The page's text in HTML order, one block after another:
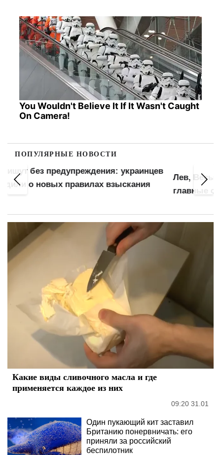
You Wouldn't Believe It If It Wasn't Caught
On Camera!
ПОПУЛЯРНЫЕ НОВОСТИ
Лев, Весы, Водолей, Овен и Близнецы —
главные счастливчики августа
Какие виды сливочного масла и где
применяется каждое из них
09:20 31.01
Один пукающий кит заставил
Британию понервничать: его
приняли за российский
беспилотник